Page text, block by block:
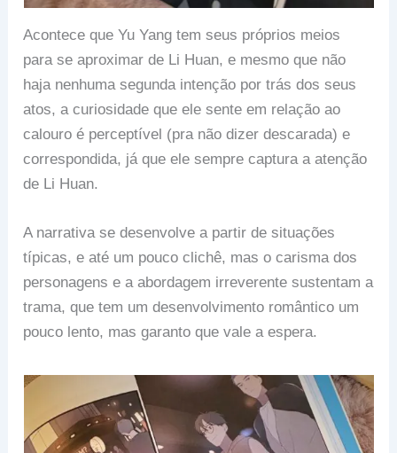
Acontece que Yu Yang tem seus próprios meios
para se aproximar de Li Huan, e mesmo que não
haja nenhuma segunda intenção por trás dos seus
atos, a curiosidade que ele sente em relação ao
calouro é perceptível (pra não dizer descarada) e
correspondida, já que ele sempre captura a atenção
de Li Huan.
A narrativa se desenvolve a partir de situações
típicas, e até um pouco clichê, mas o carisma dos
personagens e a abordagem irreverente sustentam a
trama, que tem um desenvolvimento romântico um
pouco lento, mas garanto que vale a espera.